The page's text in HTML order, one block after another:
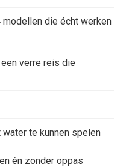
die écht werken
verre reis die
te kunnen spelen
én zonder oppas